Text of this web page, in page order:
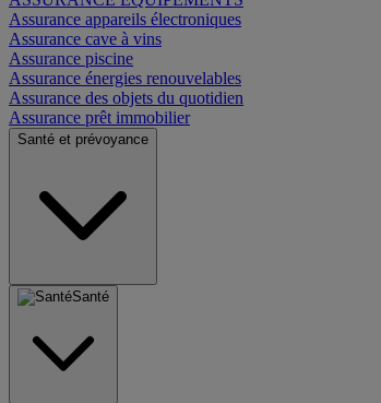
Assurance appareils électroniques
Assurance cave à vins
Assurance piscine
Assurance énergies renouvelables
Assurance des objets du quotidien
Assurance prêt immobilier
Santé et prévoyance
Santé